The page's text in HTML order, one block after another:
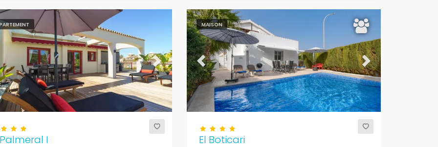
Next
I
MAISON
Previous Next
El Boticari